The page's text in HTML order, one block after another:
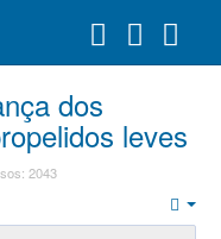
dos
leves
2043